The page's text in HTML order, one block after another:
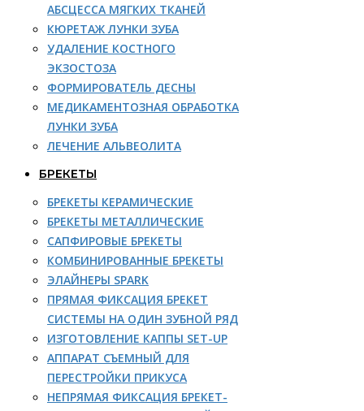
АБСЦЕССА МЯГКИХ ТКАНЕЙ
КЮРЕТАЖ ЛУНКИ ЗУБА
УДАЛЕНИЕ КОСТНОГО
ЭКЗОСТОЗА
ФОРМИРОВАТЕЛЬ ДЕСНЫ
МЕДИКАМЕНТОЗНАЯ ОБРАБОТКА
ЛУНКИ ЗУБА
ЛЕЧЕНИЕ АЛЬВЕОЛИТА
БРЕКЕТЫ
БРЕКЕТЫ КЕРАМИЧЕСКИЕ
БРЕКЕТЫ МЕТАЛЛИЧЕСКИЕ
САПФИРОВЫЕ БРЕКЕТЫ
КОМБИНИРОВАННЫЕ БРЕКЕТЫ
ЭЛАЙНЕРЫ SPARK
ПРЯМАЯ ФИКСАЦИЯ БРЕКЕТ
СИСТЕМЫ НА ОДИН ЗУБНОЙ РЯД
ИЗГОТОВЛЕНИЕ КАППЫ SET-UP
АППАРАТ СЪЕМНЫЙ ДЛЯ
ПЕРЕСТРОЙКИ ПРИКУСА
НЕПРЯМАЯ ФИКСАЦИЯ БРЕКЕТ-